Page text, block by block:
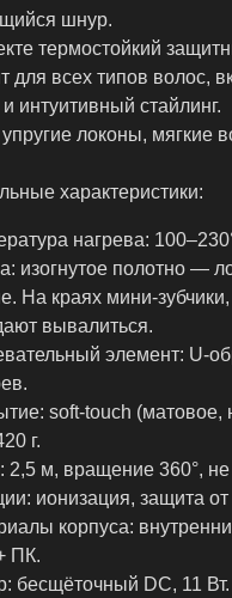
шнур.
термостойкий
для всех типов волос,
интуитивный стайлинг.
локоны, мягкие
характеристики:
нагрева:
изогнутое полотно —
На краях мини-
вывалиться.
элемент: U-
soft-touch (матовое,
г.
2,5 м, вращение 360°, не
ионизация, защита
корпуса:
ПК.
бесщёточный DC, 11 Вт.